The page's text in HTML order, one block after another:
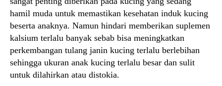
hamil muda untuk memastikan kesehatan induk kucing
beserta anaknya. Namun hindari memberikan suplemen
kalsium terlalu banyak sebab bisa meningkatkan
perkembangan tulang janin kucing terlalu berlebihan
sehingga ukuran anak kucing terlalu besar dan sulit
untuk dilahirkan atau distokia.